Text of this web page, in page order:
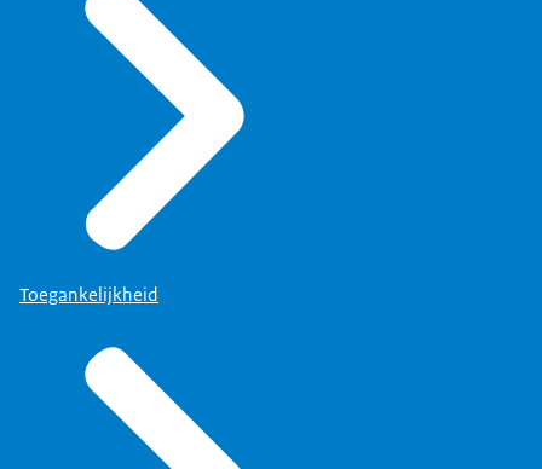
Toegankelijkheid